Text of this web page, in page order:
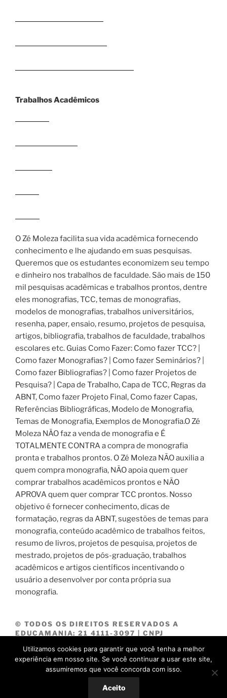
Trabalhos Acadêmicos
O Zé Moleza facilita sua vida acadêmica fornecendo
conhecimento e lhe ajudando em suas pesquisas.
Queremos que os estudantes economizem seu tempo
e dinheiro nos trabalhos de faculdade. São mais de 150
mil pesquisas acadêmicas e trabalhos prontos, dentre
eles monografias, TCC, temas de monografias,
modelos de monografias, trabalhos universitários,
resenha, paper, ensaio, resumo, projetos de pesquisa,
artigos, bibliografia, trabalhos de faculdade, trabalhos
escolares etc. Guias Como Fazer: Como fazer TCC? |
Como fazer Monografias? | Como fazer Seminários? |
Como fazer Bibliografias? | Como fazer Projetos de
Pesquisa? | Capa de Trabalho, Capa de TCC, Regras da
ABNT, Como fazer Projeto Final, Como fazer Capas,
Referências Bibliográficas, Modelo de Monografia,
Temas de Monografia, Exemplos de Monografia.O Zé
Moleza NÃO faz a venda de monografia e É
TOTALMENTE CONTRA a compra de monografia
pronta e trabalhos prontos. O Zé Moleza NÃO auxilia a
quem compra monografia, NÃO apoia quem quer
comprar trabalhos acadêmicos prontos e NÃO
APROVA quem quer comprar TCC prontos. Nosso
objetivo é fornecer conhecimento, dicas de
formatação, regras da ABNT, sugestões de temas para
monografia, conteúdo acadêmico de trabalhos feitos,
resumo de livros, projetos de pesquisa, projetos de
mestrado, projetos de pós-graduação, trabalhos
acadêmicos e artigos científicos incentivando o
usuário a desenvolver por conta própria sua
monografia.
© TODOS OS DIREITOS RESERVADOS A
EDUCAMANIA: 21 4111-3097 | CNPJ
Orgulhosamente desenvolvido com WordPress
Utilizamos cookies para garantir que você tenha a melhor
experiência em nosso site. Se você continuar a usar este site,
assumiremos que você concorda com isso.
Aceito